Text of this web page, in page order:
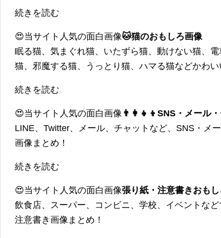
続きを読む
😍当サイト人気の面白画像🐱猫のおもしろ画像
眠る猫、気まぐれ猫、いたずら猫、動けない猫、
猫、邪魔する猫、うっとり猫、ハマる猫などかわ
続きを読む
😍当サイト人気の面白画像 👨‍👩‍👧‍👦SNS・メール
LINE、Twitter、メール、チャットなど、SNS・メ
画像まとめ！
続きを読む
😍当サイト人気の面白画像張り紙・注意書きおも
飲食店、スーパー、コンビニ、学校、イベントな
注意書き画像まとめ！